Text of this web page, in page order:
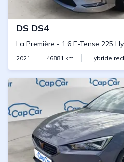
DS DS4
La Première - 1.6 E-Tense 225
2021 46881km Hybride